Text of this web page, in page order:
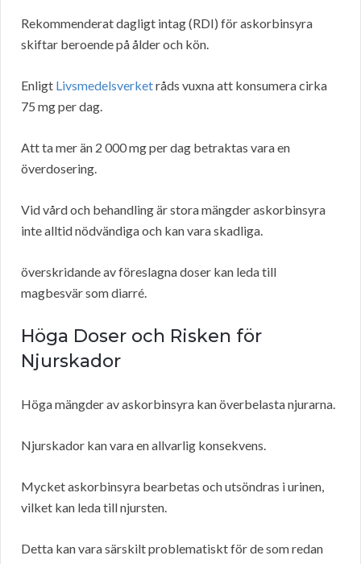
Rekommenderat dagligt intag (RDI) för askorbinsyra
skiftar beroende på ålder och kön.
Enligt Livsmedelsverketråds vuxna att konsumera cirka
75 mg per dag.
Att ta mer än 2 000 mg per dag betraktas vara en
överdosering.
Vid vård och behandling är stora mängder askorbinsyra
inte alltid nödvändiga och kan vara skadliga.
överskridande av föreslagna doser kan leda till
magbesvär som diarré.
Höga Doser och Risken för
Njurskador
Höga mängder av askorbinsyra kan överbelasta njurarna.
Njurskador kan vara en allvarlig konsekvens.
Mycket askorbinsyra bearbetas och utsöndras i urinen,
vilket kan leda till njursten.
Detta kan vara särskilt problematiskt för de som redan